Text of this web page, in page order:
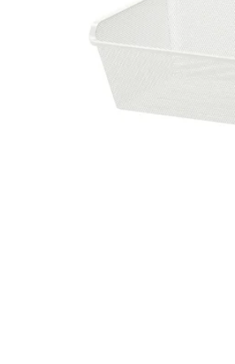
Image zoomed out,